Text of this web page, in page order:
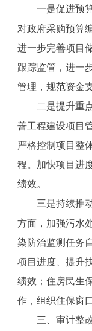
一是促进预
对政府采购预算
进一步完善项目
跟踪监管，进一
管理，规范资金
二是提升重
善工程建设项目
严格控制项目整
程。加快项目进
绩效。
三是持续推
方面，加强污水
染防治监测任务
项目进度、提升
绩效；住房民生
作，组织住保窗
三、审计整